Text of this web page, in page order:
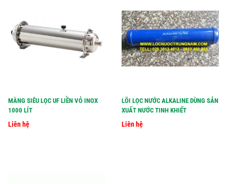
MÀNG SIÊU LỌC UF LIỀN VỎ INOX
1000 LÍT
Liên hệ
LÕI LỌC NƯỚC ALKALINE DÙNG SẢN
XUẤT NƯỚC TINH KHIẾT
Liên hệ